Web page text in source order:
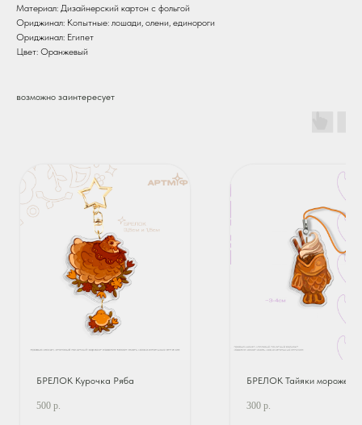
Материал: Дизайнерский картон с фольгой
Ориджинал: Копытные: лошади, олени, единороги
Ориджинал: Египет
Цвет: Оранжевый
возможно заинтересует
БРЕЛОК Курочка Ряба
500 р.
БРЕЛОК Тайяки
300 р.